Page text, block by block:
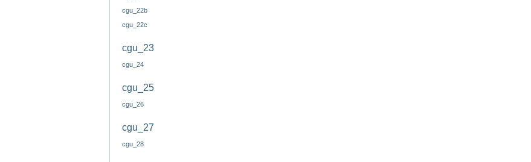
cgu_22b
cgu_22c
cgu_23
cgu_24
cgu_25
cgu_26
cgu_27
cgu_28